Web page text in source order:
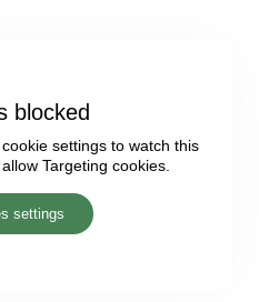
blocked
settings to watch this
Targeting cookies.
settings